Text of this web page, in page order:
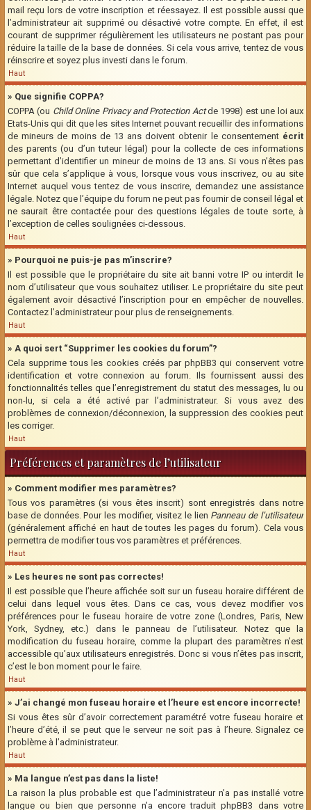
mail reçu lors de votre inscription et réessayez. Il est possible aussi que
l’administrateur ait supprimé ou désactivé votre compte. En effet, il est
courant de supprimer régulièrement les utilisateurs ne postant pas pour
réduire la taille de la base de données. Si cela vous arrive, tentez de vous
réinscrire et soyez plus investi dans le forum.
Haut
» Que signifie COPPA?
COPPA (ou Child Online Privacy and Protection Actde 1998) est une loi aux
Etats-Unis qui dit que les sites Internet pouvant recueillir des informations
de mineurs de moins de 13 ans doivent obtenir le consentement écrit
des parents (ou d’un tuteur légal) pour la collecte de ces informations
permettant d’identifier un mineur de moins de 13 ans. Si vous n’êtes pas
sûr que cela s’applique à vous, lorsque vous vous inscrivez, ou au site
Internet auquel vous tentez de vous inscrire, demandez une assistance
légale. Notez que l’équipe du forum ne peut pas fournir de conseil légal et
ne saurait être contactée pour des questions légales de toute sorte, à
l’exception de celles soulignées ci-dessous.
Haut
» Pourquoi ne puis-je pas m’inscrire?
Il est possible que le propriétaire du site ait banni votre IP ou interdit le
nom d’utilisateur que vous souhaitez utiliser. Le propriétaire du site peut
également avoir désactivé l’inscription pour en empêcher de nouvelles.
Contactez l’administrateur pour plus de renseignements.
Haut
» A quoi sert “Supprimer les cookies du forum”?
Cela supprime tous les cookies créés par phpBB3 qui conservent votre
identification et votre connexion au forum. Ils fournissent aussi des
fonctionnalités telles que l’enregistrement du statut des messages, lu ou
non-lu, si cela a été activé par l’administrateur. Si vous avez des
problèmes de connexion/déconnexion, la suppression des cookies peut
les corriger.
Haut
Préférences et paramètres de l’utilisateur
» Comment modifier mes paramètres?
Tous vos paramètres (si vous êtes inscrit) sont enregistrés dans notre
base de données. Pour les modifier, visitez le lien Panneau de l’utilisateur
(généralement affiché en haut de toutes les pages du forum). Cela vous
permettra de modifier tous vos paramètres et préférences.
Haut
» Les heures ne sont pas correctes!
Il est possible que l’heure affichée soit sur un fuseau horaire différent de
celui dans lequel vous êtes. Dans ce cas, vous devez modifier vos
préférences pour le fuseau horaire de votre zone (Londres, Paris, New
York, Sydney, etc.) dans le panneau de l’utilisateur. Notez que la
modification du fuseau horaire, comme la plupart des paramètres n’est
accessible qu’aux utilisateurs enregistrés. Donc si vous n’êtes pas inscrit,
c’est le bon moment pour le faire.
Haut
» J’ai changé mon fuseau horaire et l’heure est encore incorrecte!
Si vous êtes sûr d’avoir correctement paramétré votre fuseau horaire et
l’heure d’été, il se peut que le serveur ne soit pas à l’heure. Signalez ce
problème à l’administrateur.
Haut
» Ma langue n’est pas dans la liste!
La raison la plus probable est que l’administrateur n’a pas installé votre
langue ou bien que personne n’a encore traduit phpBB3 dans votre